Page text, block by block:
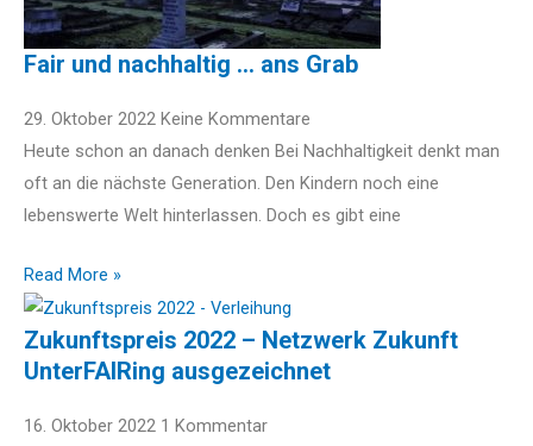
Fair und nachhaltig … ans Grab
29. Oktober 2022 Keine Kommentare
Heute schon an danach denken Bei Nachhaltigkeit denkt man
oft an die nächste Generation. Den Kindern noch eine
lebenswerte Welt hinterlassen. Doch es gibt eine
Read More »
Zukunftspreis 2022 – Netzwerk Zukunft
UnterFAIRing ausgezeichnet
16. Oktober 2022 1 Kommentar